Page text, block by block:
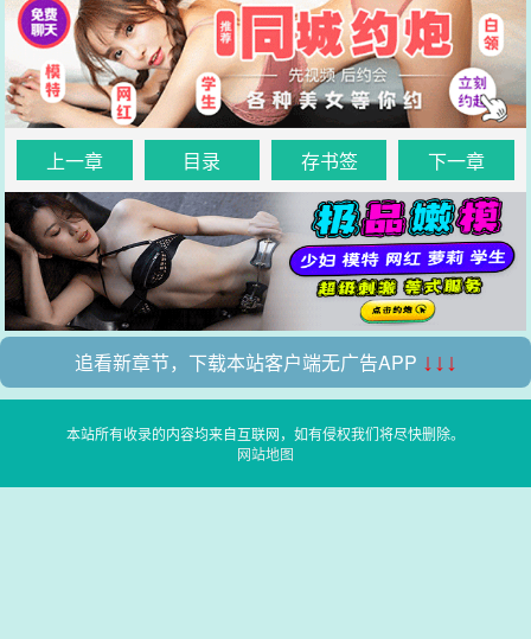
上一章 目录 存书签 下一章
追看新章节，下载本站客户端无广告APP ↓↓↓
本站所有收录的内容均来自互联网，如有侵权我们将尽快删除。
网站地图